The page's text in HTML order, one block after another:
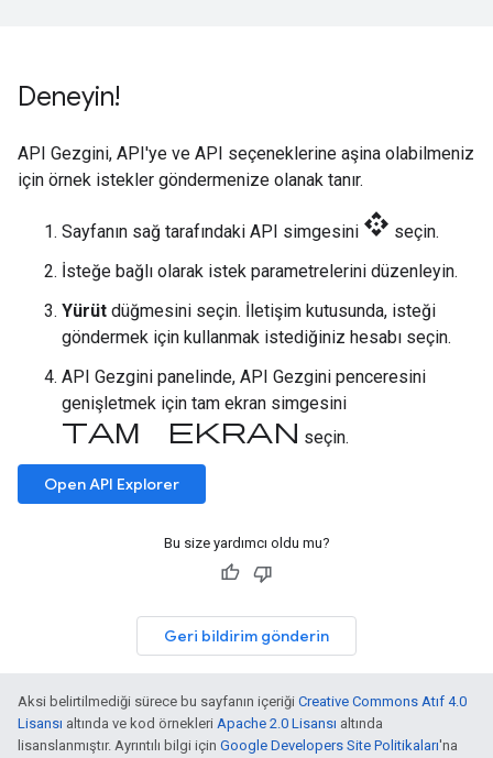
Deneyin!
API Gezgini, API'ye ve API seçeneklerine aşina olabilmeniz
için örnek istekler göndermenize olanak tanır.
Sayfanın sağ tarafındaki API simgesini api seçin.
İsteğe bağlı olarak istek parametrelerini düzenleyin.
Yürüt düğmesini seçin. İletişim kutusunda, isteği
göndermek için kullanmak istediğiniz hesabı seçin.
API Gezgini panelinde, API Gezgini penceresini
genişletmek için tam ekran simgesini
tam ekran seçin.
Open API Explorer
Bu size yardımcı oldu mu?
Geri bildirim gönderin
Aksi belirtilmediği sürece bu sayfanın içeriği Creative Commons Atıf 4.0
Lisansı altında ve kod örnekleri Apache 2.0 Lisansı altında
lisanslanmıştır. Ayrıntılı bilgi için Google Developers Site Politikaları'na